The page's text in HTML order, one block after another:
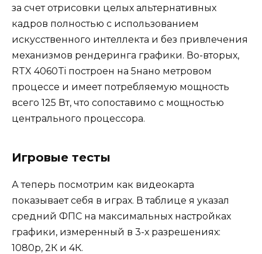
за счет отрисовки целых альтернативных
кадров полностью с использованием
искусственного интеллекта и без привлечения
механизмов рендеринга графики. Во-вторых,
RTX 4060Ti построен на 5нано метровом
процессе и имеет потребляемую мощность
всего 125 Вт, что сопоставимо с мощностью
центрального процессора.
Игровые тесты
А теперь посмотрим как видеокарта
показывает себя в играх. В таблице я указал
средний ФПС на максимальных настройках
графики, измеренный в 3-х разрешениях:
1080p, 2К и 4К.